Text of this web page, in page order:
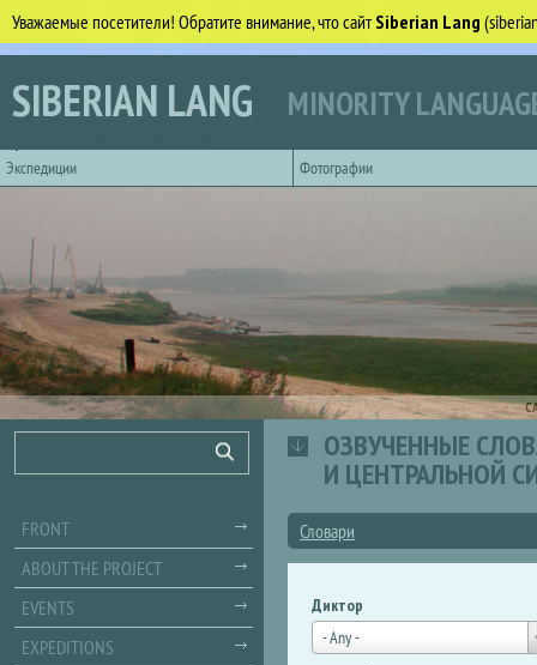
Уважаемые посетители! Обратите внимание, что сайтSiberian Lang
Skip to main content
SIBERIAN LANG MINORITY
Экспедиции
Фотографии
ОЗВУЧЕННЫЕ
И ЦЕНТРАЛЬНОЙ
Словари
Диктор
- Any -
Search
FRONT
ABOUT THE PROJECT
EVENTS
EXPEDITIONS